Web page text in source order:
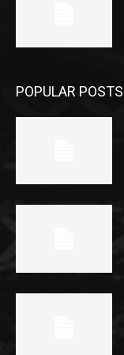
POPULAR POSTS